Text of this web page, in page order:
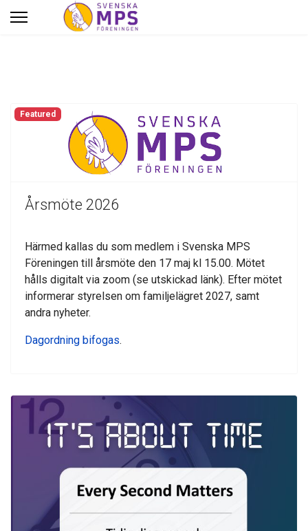
Featured
Årsmöte 2026
Härmed kallas du som medlem i Svenska MPS
Föreningen till årsmöte den 17 maj kl 15.00. Mötet
hålls digitalt via zoom (se utskickad länk). Efter mötet
informerar styrelsen om familjelägret 2027, samt
andra nyheter.
Dagordning bifogas.